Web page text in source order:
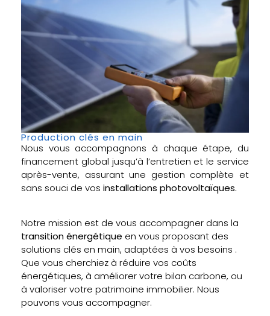
Production clés en main
Nous vous accompagnons à chaque étape, du
financement global jusqu’à l’entretien et le service
après-vente, assurant une gestion complète et
sans souci de vos installations photovoltaïques.
Notre mission est de vous accompagner dans la
transition énergétique en vous proposant des
solutions clés en main, adaptées à vos besoins .
Que vous cherchiez à réduire vos coûts
énergétiques, à améliorer votre bilan carbone, ou
à valoriser votre patrimoine immobilier. Nous
pouvons vous accompagner.